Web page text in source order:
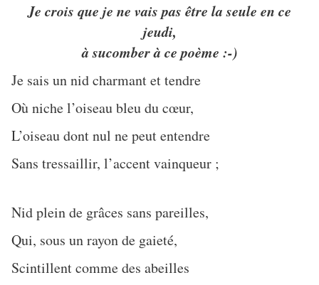
Je crois que je ne vais pas être la seule en ce
jeudi,
à sucomber à ce poème :-)
Je sais un nid charmant et tendre
Où niche l’oiseau bleu du cœur,
L’oiseau dont nul ne peut entendre
Sans tressaillir, l’accent vainqueur ;
Nid plein de grâces sans pareilles,
Qui, sous un rayon de gaieté,
Scintillent comme des abeilles